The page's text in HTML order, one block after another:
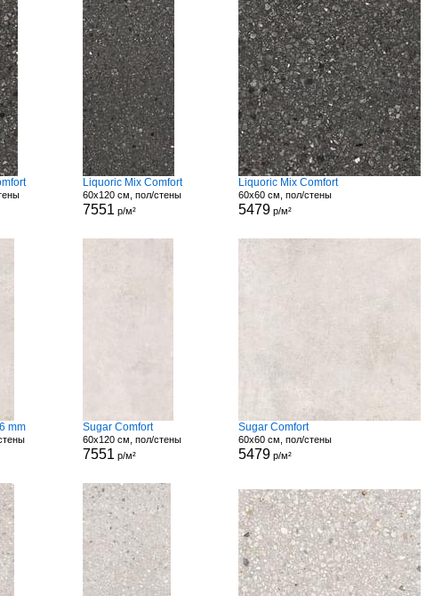
Liquoric Mix Comfort
60x120 см, пол/стены
7551 р/м²
Liquoric Mix Comfort
60x60 см, пол/стены
5479 р/м²
mm Sugar Comfort
60x120 см, пол/стены
7551 р/м²
Sugar Comfort
60x60 см, пол/стены
5479 р/м²